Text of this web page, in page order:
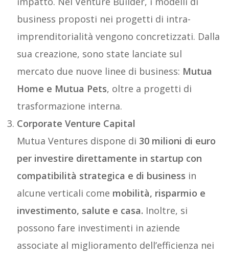
business proposti nei progetti di intra-
imprenditorialità vengono concretizzati. Dalla
sua creazione, sono state lanciate sul
mercato due nuove linee di business: Mutua
Home e Mutua Pets, oltre a progetti di
trasformazione interna.
Corporate Venture Capital
Mutua Ventures dispone di 30 milioni di euro
per investire direttamente in startup con
compatibilità strategica e di business in
alcune verticali come mobilità, risparmio e
investimento, salute e casa. Inoltre, si
possono fare investimenti in aziende
associate al miglioramento dell’efficienza nei